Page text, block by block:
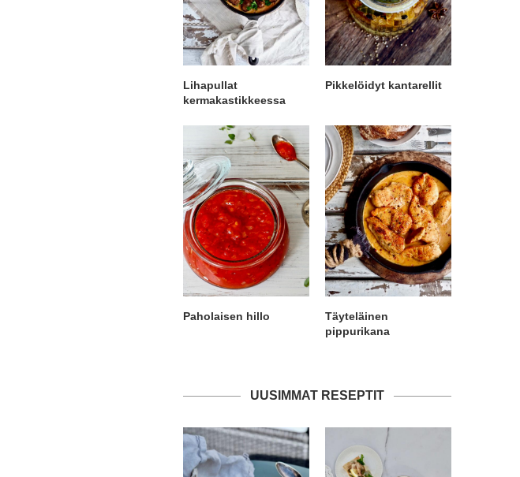
Lihapullat
kermakastikkeessa
Pikkelöidyt kantarellit
Paholaisen hillo
Täyteläinen
pippurikana
UUSIMMAT RESEPTIT